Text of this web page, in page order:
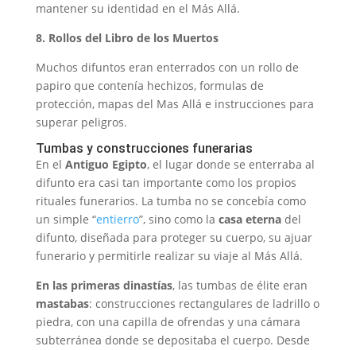
mantener su identidad en el Más Allá.
8. Rollos del Libro de los Muertos
Muchos difuntos eran enterrados con un rollo de
papiro que contenía hechizos, formulas de
protección, mapas del Mas Allá e instrucciones para
superar peligros.
Tumbas y construcciones funerarias
En el Antiguo Egipto, el lugar donde se enterraba al
difunto era casi tan importante como los propios
rituales funerarios. La tumba no se concebía como
un simple “entierro”, sino como la casa eternadel
difunto, diseñada para proteger su cuerpo, su ajuar
funerario y permitirle realizar su viaje al Más Allá.
En las primeras dinastías, las tumbas de élite eran
mastabas: construcciones rectangulares de ladrillo o
piedra, con una capilla de ofrendas y una cámara
subterránea donde se depositaba el cuerpo. Desde